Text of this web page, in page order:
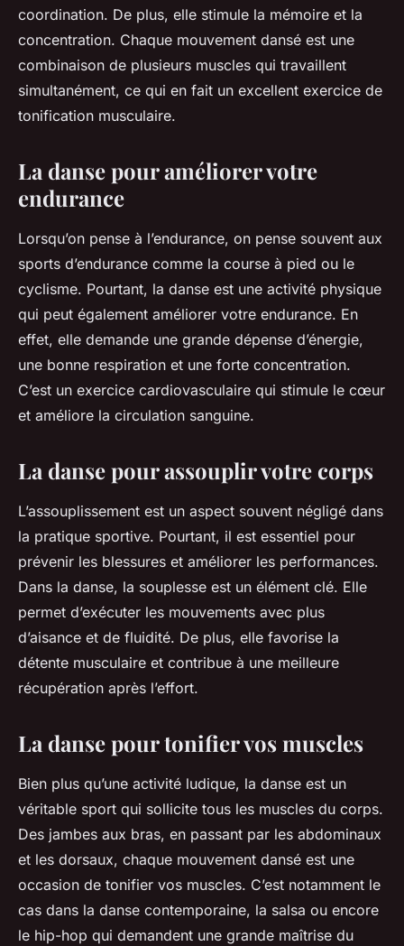
coordination. De plus, elle stimule la mémoire et la
concentration. Chaque mouvement dansé est une
combinaison de plusieurs muscles qui travaillent
simultanément, ce qui en fait un excellent exercice de
tonification musculaire.
La danse pour améliorer votre
endurance
Lorsqu’on pense à l’endurance, on pense souvent aux
sports d’endurance comme la course à pied ou le
cyclisme. Pourtant, la danse est une activité physique
qui peut également améliorer votre endurance. En
effet, elle demande une grande dépense d’énergie,
une bonne respiration et une forte concentration.
C’est un exercice cardiovasculaire qui stimule le cœur
et améliore la circulation sanguine.
La danse pour assouplir votre corps
L’assouplissement est un aspect souvent négligé dans
la pratique sportive. Pourtant, il est essentiel pour
prévenir les blessures et améliorer les performances.
Dans la danse, la souplesse est un élément clé. Elle
permet d’exécuter les mouvements avec plus
d’aisance et de fluidité. De plus, elle favorise la
détente musculaire et contribue à une meilleure
récupération après l’effort.
La danse pour tonifier vos muscles
Bien plus qu’une activité ludique, la danse est un
véritable sport qui sollicite tous les muscles du corps.
Des jambes aux bras, en passant par les abdominaux
et les dorsaux, chaque mouvement dansé est une
occasion de tonifier vos muscles. C’est notamment le
cas dans la danse contemporaine, la salsa ou encore
le hip-hop qui demandent une grande maîtrise du